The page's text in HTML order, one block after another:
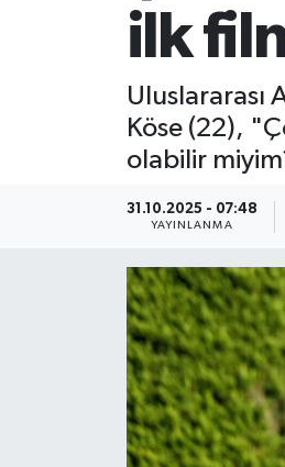
ilk
Uluslararası
Köse (22),
olabilir
31.10.2025 - 07:48
YAYINLANMA
Görüntülü Haber
Kültür & Sanat
Magazin
Resmi İlan
Sağlık & Yaşam
Tüm Manşetler
Son Dakika Haberleri
Haber Arşivi